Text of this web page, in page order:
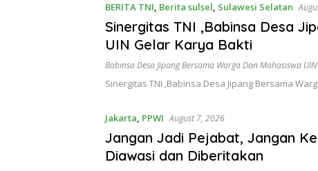
BERITA TNI, Berita sulsel, Sulawesi Selatan
Sinergitas TNI ,Babinsa Desa
UIN Gelar Karya Bakti
Babinsa Desa Jipang Bersama Warga Dan Mahasiswa
Sinergitas TNI ,Babinsa Desa Jipang Bersama
Jakarta, PPWI August 7, 2026
Jangan Jadi Pejabat, Jangan
Diawasi dan Diberitakan